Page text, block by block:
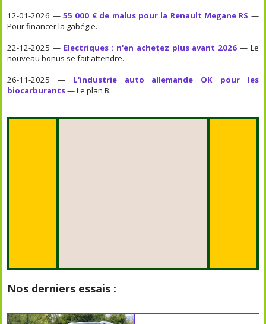
12-01-2026 —55 000 € de malus pour la Renault Megane RS —
Pour financer la gabégie.
22-12-2025 — Electriques : n'en achetez plus avant 2026 — Le
nouveau bonus se fait attendre.
26-11-2025 — L'industrie auto allemande OK pour les
biocarburants— Le plan B.
Nos derniers essais :